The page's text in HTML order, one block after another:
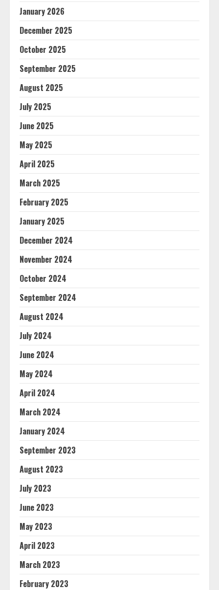
January 2026
December 2025
October 2025
September 2025
August 2025
July 2025
June 2025
May 2025
April 2025
March 2025
February 2025
January 2025
December 2024
November 2024
October 2024
September 2024
August 2024
July 2024
June 2024
May 2024
April 2024
March 2024
January 2024
September 2023
August 2023
July 2023
June 2023
May 2023
April 2023
March 2023
February 2023